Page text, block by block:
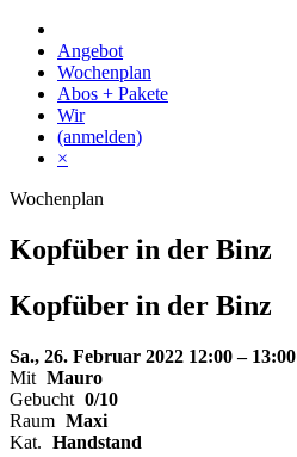
Skip
content
Angebot
Wochenplan
Abos + Pakete
Wir
(anmelden)
×
Wochenplan
Kopfüber in der Binz
Kopfüber in der Binz
Sa., 26. Februar 2022 12:00 – 13:00
Mit Mauro
Gebucht 0/10
Raum Maxi
Kat. Handstand